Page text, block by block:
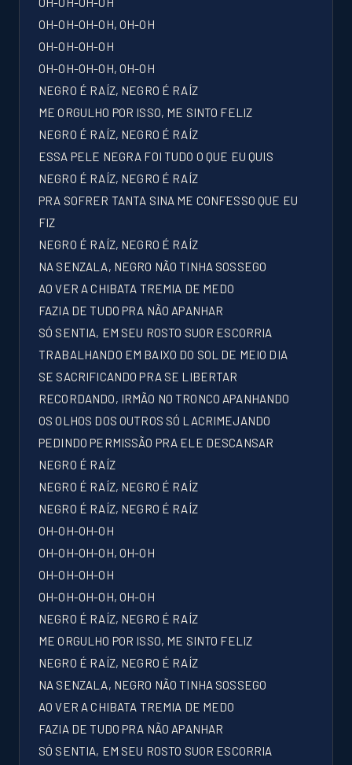
OH-OH-OH-OH, OH-OH
OH-OH-OH-OH
OH-OH-OH-OH, OH-OH
NEGRO É RAÍZ, NEGRO É RAÍZ
ME ORGULHO POR ISSO, ME SINTO FELIZ
NEGRO É RAÍZ, NEGRO É RAÍZ
ESSA PELE NEGRA FOI TUDO O QUE EU QUIS
NEGRO É RAÍZ, NEGRO É RAÍZ
PRA SOFRER TANTA SINA ME CONFESSO QUE EU
FIZ
NEGRO É RAÍZ, NEGRO É RAÍZ
NA SENZALA, NEGRO NÃO TINHA SOSSEGO
AO VER A CHIBATA TREMIA DE MEDO
FAZIA DE TUDO PRA NÃO APANHAR
SÓ SENTIA, EM SEU ROSTO SUOR ESCORRIA
TRABALHANDO EM BAIXO DO SOL DE MEIO DIA
SE SACRIFICANDO PRA SE LIBERTAR
RECORDANDO, IRMÃO NO TRONCO APANHANDO
OS OLHOS DOS OUTROS SÓ LACRIMEJANDO
PEDINDO PERMISSÃO PRA ELE DESCANSAR
NEGRO É RAÍZ
NEGRO É RAÍZ, NEGRO É RAÍZ
NEGRO É RAÍZ, NEGRO É RAÍZ
OH-OH-OH-OH
OH-OH-OH-OH, OH-OH
OH-OH-OH-OH
OH-OH-OH-OH, OH-OH
NEGRO É RAÍZ, NEGRO É RAÍZ
ME ORGULHO POR ISSO, ME SINTO FELIZ
NEGRO É RAÍZ, NEGRO É RAÍZ
NA SENZALA, NEGRO NÃO TINHA SOSSEGO
AO VER A CHIBATA TREMIA DE MEDO
FAZIA DE TUDO PRA NÃO APANHAR
SÓ SENTIA, EM SEU ROSTO SUOR ESCORRIA